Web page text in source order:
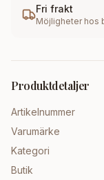
Fri frakt
Möjligheter hos
Produktdetaljer
Artikelnummer
Varumärke
Kategori
Butik